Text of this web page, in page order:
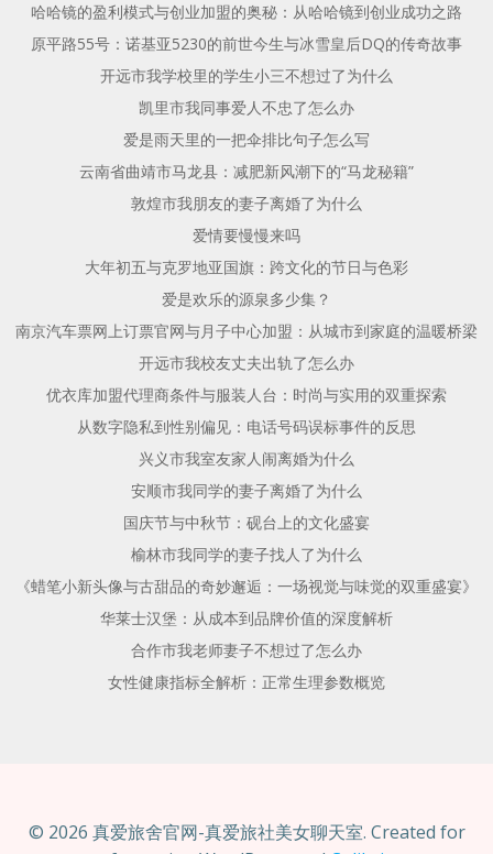
哈哈镜的盈利模式与创业加盟的奥秘：从哈哈镜到创业成功之路
原平路55号：诺基亚5230的前世今生与冰雪皇后DQ的传奇故事
开远市我学校里的学生小三不想过了为什么
凯里市我同事爱人不忠了怎么办
爱是雨天里的一把伞排比句子怎么写
云南省曲靖市马龙县：减肥新风潮下的“马龙秘籍”
敦煌市我朋友的妻子离婚了为什么
爱情要慢慢来吗
大年初五与克罗地亚国旗：跨文化的节日与色彩
爱是欢乐的源泉多少集？
南京汽车票网上订票官网与月子中心加盟：从城市到家庭的温暖桥梁
开远市我校友丈夫出轨了怎么办
优衣库加盟代理商条件与服装人台：时尚与实用的双重探索
从数字隐私到性别偏见：电话号码误标事件的反思
兴义市我室友家人闹离婚为什么
安顺市我同学的妻子离婚了为什么
国庆节与中秋节：砚台上的文化盛宴
榆林市我同学的妻子找人了为什么
《蜡笔小新头像与古甜品的奇妙邂逅：一场视觉与味觉的双重盛宴》
华莱士汉堡：从成本到品牌价值的深度解析
合作市我老师妻子不想过了怎么办
女性健康指标全解析：正常生理参数概览
© 2026 真爱旅舍官网-真爱旅社美女聊天室. Created for